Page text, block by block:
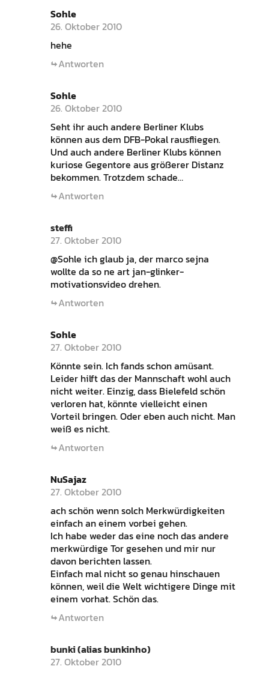
Sohle
26. Oktober 2010
hehe
Antworten
Sohle
26. Oktober 2010
Seht ihr auch andere Berliner Klubs
können aus dem DFB-Pokal rausfliegen.
Und auch andere Berliner Klubs können
kuriose Gegentore aus größerer Distanz
bekommen. Trotzdem schade…
Antworten
steffi
27. Oktober 2010
@Sohle ich glaub ja, der marco sejna
wollte da so ne art jan-glinker-
motivationsvideo drehen.
Antworten
Sohle
27. Oktober 2010
Könnte sein. Ich fands schon amüsant.
Leider hilft das der Mannschaft wohl auch
nicht weiter. Einzig, dass Bielefeld schön
verloren hat, könnte vielleicht einen
Vorteil bringen. Oder eben auch nicht. Man
weiß es nicht.
Antworten
NuSajaz
27. Oktober 2010
ach schön wenn solch Merkwürdigkeiten
einfach an einem vorbei gehen.
Ich habe weder das eine noch das andere
merkwürdige Tor gesehen und mir nur
davon berichten lassen.
Einfach mal nicht so genau hinschauen
können, weil die Welt wichtigere Dinge mit
einem vorhat. Schön das.
Antworten
bunki (alias bunkinho)
27. Oktober 2010